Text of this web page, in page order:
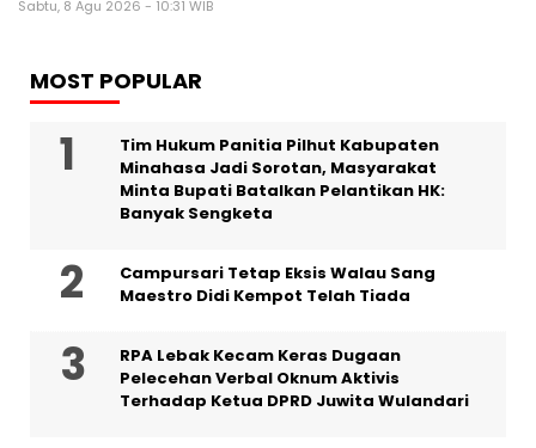
Sabtu, 8 Agu 2026 - 10:31 WIB
MOST POPULAR
Tim Hukum Panitia Pilhut Kabupaten
Minahasa Jadi Sorotan, Masyarakat
Minta Bupati Batalkan Pelantikan HK:
Banyak Sengketa
Campursari Tetap Eksis Walau Sang
Maestro Didi Kempot Telah Tiada
RPA Lebak Kecam Keras Dugaan
Pelecehan Verbal Oknum Aktivis
Terhadap Ketua DPRD Juwita Wulandari